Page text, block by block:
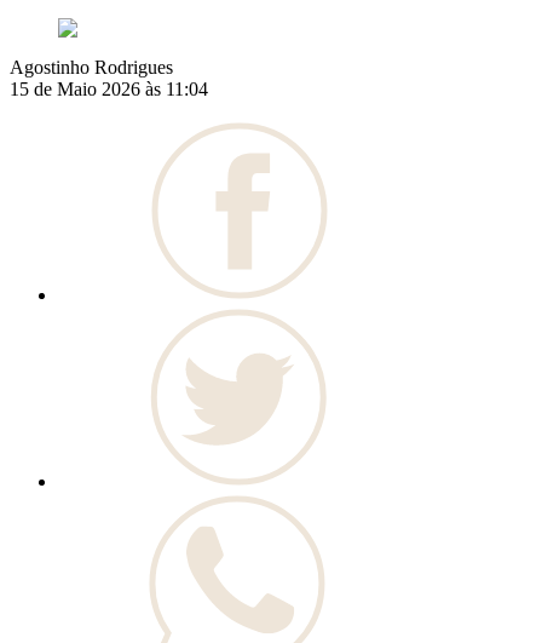
Agostinho Rodrigues
15 de Maio 2026 às 11:04